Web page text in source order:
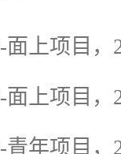
-面上项目 ，
-面上项目，
-青年项目，